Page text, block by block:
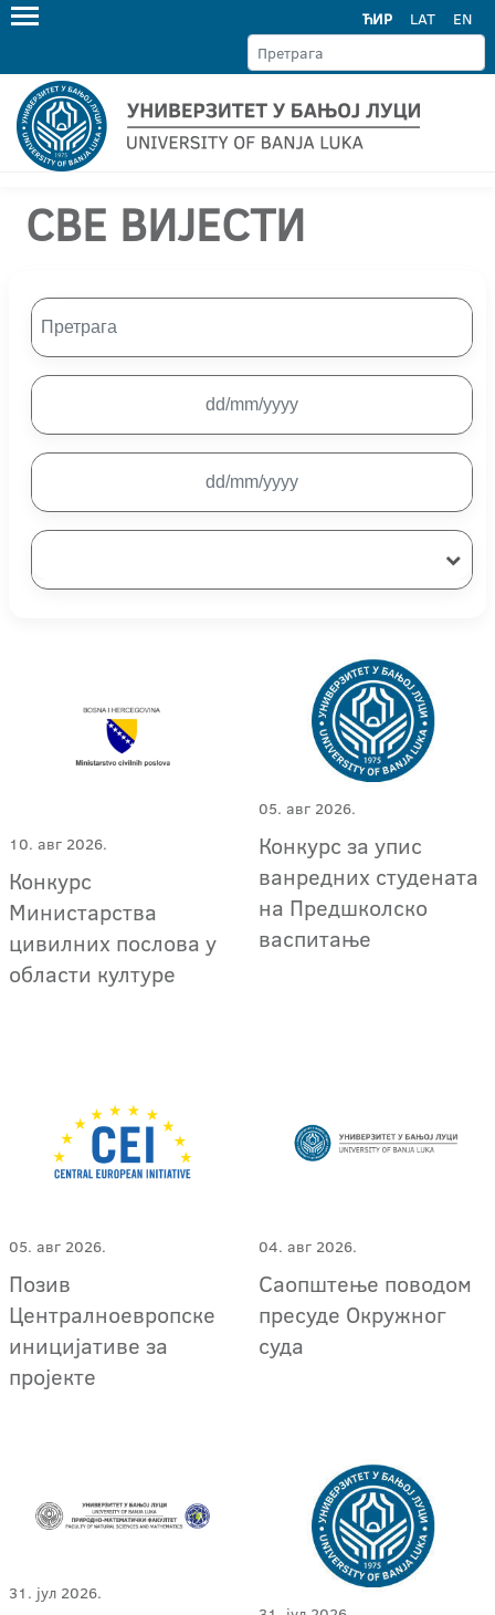
ЋИР LAT EN
СВЕ ВИЈЕСТИ
10. авг 2026.
Конкурс
Министарства
цивилних послова у
области културе
05. авг 2026.
Конкурс за упис
ванредних студената
на Предшколско
васпитање
05. авг 2026.
Позив
Централноевропске
иницијативе за
пројекте
04. авг 2026.
Саопштење поводом
пресуде Окружног
суда
31. јул 2026.